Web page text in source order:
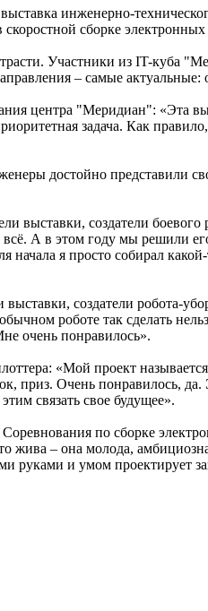
инженерно-
сборке электронных
Участники из IT-куба
– самые
центра "Меридиан": «Эта
задача. Как
достойно представили
создатели боевого
А в этом году мы решили
начала я просто собирал
создатели робота-
роботе так сделать
очень понравилось».
«Мой проект
приз. Очень понравилось,
связать свое будущее».
по сборке
жива – она молода,
руками и умом проектирует